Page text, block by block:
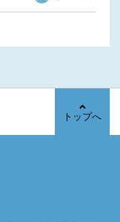
トップへ